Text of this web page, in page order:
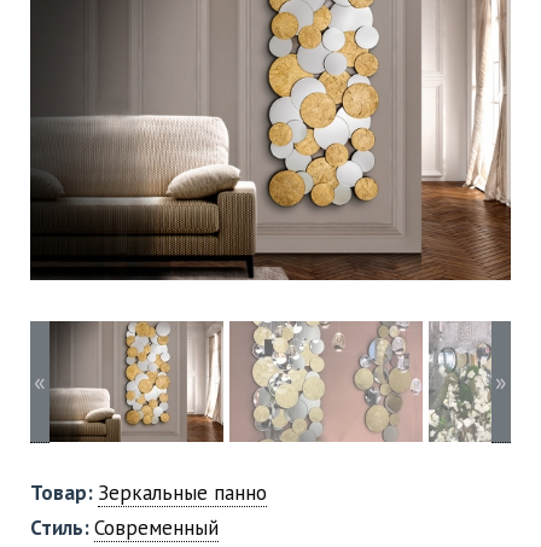
« »
Товар: Зеркальные панно
Стиль:Современный